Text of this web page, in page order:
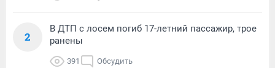
2
В ДТП с лосем погиб 17-летний пассажир, трое
ранены
391 Обсудить